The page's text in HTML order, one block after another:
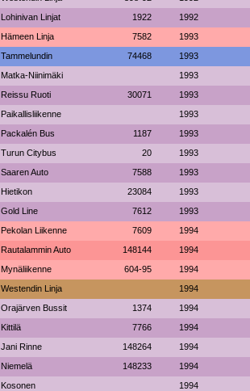
Lohinivan Linjat 1922 1992
Hämeen Linja 7582 1993
Tammelundin 74468 1993
Matka-Niinimäki 1993
Reissu Ruoti 30071 1993
Paikallisliikenne 1993
Packalén Bus 1187 1993
Turun Citybus 20 1993
Saaren Auto 7588 1993
Hietikon 23084 1993
Gold Line 7612 1993
Pekolan Liikenne 7609 1994
Rautalammin Auto 148144 1994
Mynäliikenne 604-95 1994
Westendin Linja 1994
Orajärven Bussit 1374 1994
Kittilä 7766 1994
Jani Rinne 148264 1994
Niemelä 148233 1994
Kosonen 1994